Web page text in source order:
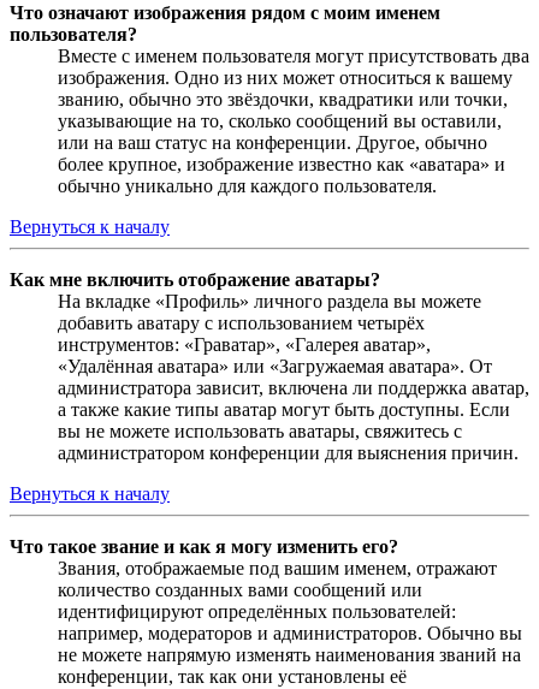
Что означают изображения рядом с моим именем
пользователя?
Вместе с именем пользователя могут присутствовать два
изображения. Одно из них может относиться к вашему
званию, обычно это звёздочки, квадратики или точки,
указывающие на то, сколько сообщений вы оставили,
или на ваш статус на конференции. Другое, обычно
более крупное, изображение известно как «аватара» и
обычно уникально для каждого пользователя.
Вернуться к началу
Как мне включить отображение аватары?
На вкладке «Профиль» личного раздела вы можете
добавить аватару с использованием четырёх
инструментов: «Граватар», «Галерея аватар»,
«Удалённая аватара» или «Загружаемая аватара». От
администратора зависит, включена ли поддержка аватар,
а также какие типы аватар могут быть доступны. Если
вы не можете использовать аватары, свяжитесь с
администратором конференции для выяснения причин.
Вернуться к началу
Что такое звание и как я могу изменить его?
Звания, отображаемые под вашим именем, отражают
количество созданных вами сообщений или
идентифицируют определённых пользователей:
например, модераторов и администраторов. Обычно вы
не можете напрямую изменять наименования званий на
конференции, так как они установлены её